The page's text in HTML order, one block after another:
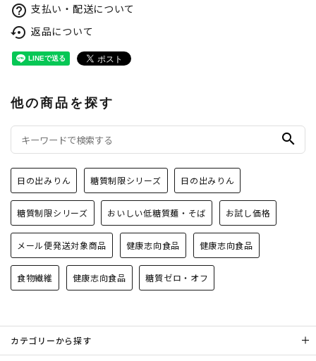
help_outline 支払い・配送について
settings_backup_restore 返品について
他の商品を探す
search
日の出みりん 糖質制限シリーズ 日の出みりん
糖質制限シリーズ おいしい低糖質麺・そば お試し価格
メール便発送対象商品 健康志向食品 健康志向食品
食物繊維 健康志向食品 糖質ゼロ・オフ
カテゴリーから探す